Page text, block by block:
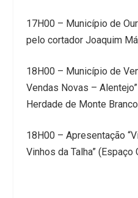
17H00 – Município de
pelo cortador Joaquim
18H00 – Município de
Vendas Novas –
Herdade de Monte Branco
18H00 – Apresentação
Vinhos da Talha” (Espaço